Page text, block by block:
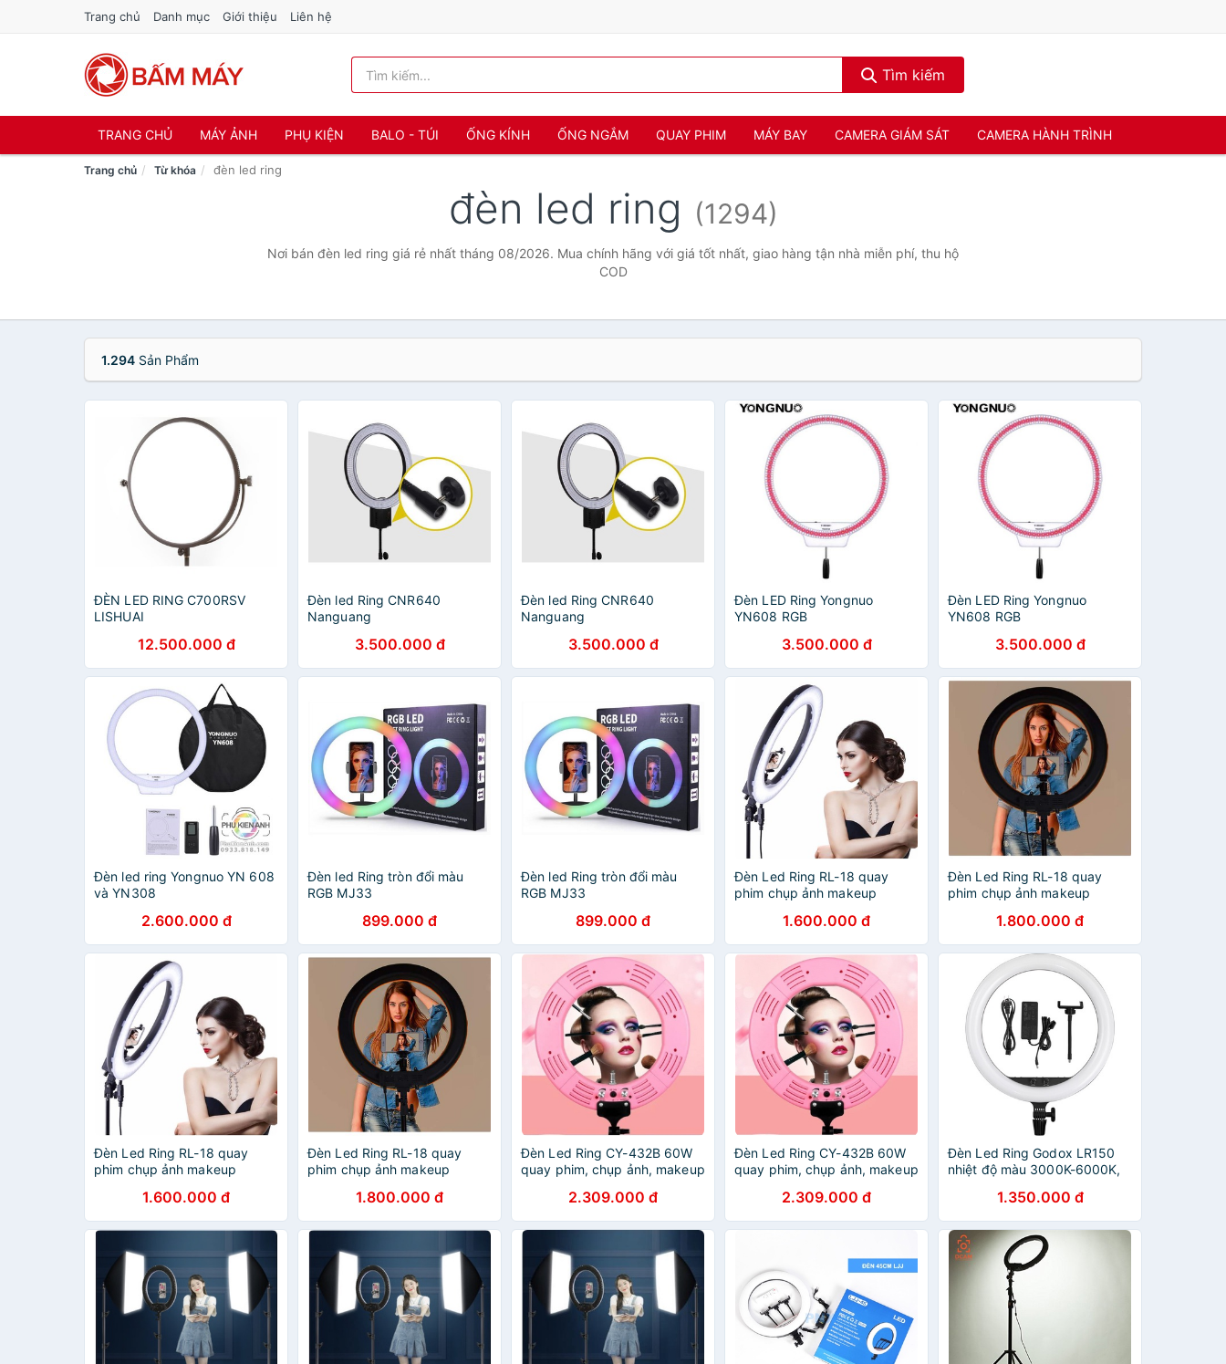
Trang chủ Danh mục Giới thiệu Liên hệ
Tìm kiếm
TRANG CHỦ MÁY ẢNH PHỤ KIỆN BALO - TÚI ỐNG KÍNH ỐNG NGẮM QUAY PHIM MÁY BAY CAMERA GIÁM SÁT CAMERA HÀNH TRÌNH
Trang chủ Từ khóa đèn led ring
đèn led ring (1294)
Nơi bán đèn led ring giá rẻ nhất tháng 08/2026. Mua chính hãng với giá tốt nhất, giao hàng tận nhà miễn phí, thu hộ
COD
1.294 Sản Phẩm
ĐÈN LED RING C700RSV
LISHUAI
12.500.000 đ
Đèn led Ring CNR640
Nanguang
3.500.000 đ
Đèn led Ring CNR640
Nanguang
3.500.000 đ
Đèn LED Ring Yongnuo
YN608 RGB
3.500.000 đ
Đèn LED Ring Yongnuo
YN608 RGB
3.500.000 đ
Đèn led ring Yongnuo YN 608
và YN308
2.600.000 đ
Đèn led Ring tròn đổi màu
RGB MJ33
899.000 đ
Đèn led Ring tròn đổi màu
RGB MJ33
899.000 đ
Đèn Led Ring RL-18 quay
phim chụp ảnh makeup
1.600.000 đ
Đèn Led Ring RL-18 quay
phim chụp ảnh makeup
1.800.000 đ
Đèn Led Ring RL-18 quay
phim chụp ảnh makeup
1.600.000 đ
Đèn Led Ring RL-18 quay
phim chụp ảnh makeup
1.800.000 đ
Đèn Led Ring CY-432B 60W
quay phim, chụp ảnh, makeup
2.309.000 đ
Đèn Led Ring CY-432B 60W
quay phim, chụp ảnh, makeup
2.309.000 đ
Đèn Led Ring Godox LR150
nhiệt độ màu 3000K-6000K,
1.350.000 đ